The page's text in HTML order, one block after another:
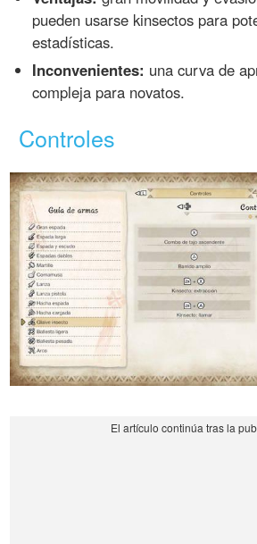
pueden usarse kinsectos para
estadísticas.
Inconvenientes: una curva de
compleja para novatos.
Controles